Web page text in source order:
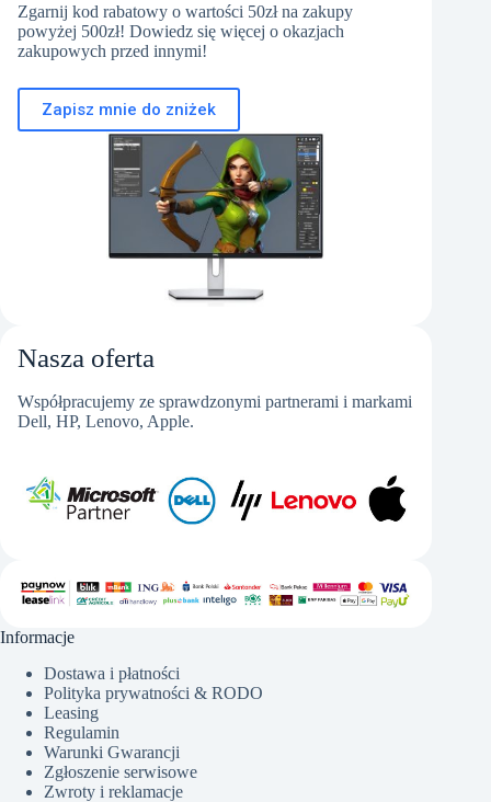
Zgarnij kod rabatowy o wartości 50zł na zakupy
powyżej 500zł! Dowiedz się więcej o okazjach
zakupowych przed innymi!
Zapisz mnie do zniżek
Nasza oferta
Współpracujemy ze sprawdzonymi partnerami i markami
Dell, HP, Lenovo, Apple.
Informacje
Dostawa i płatności
Polityka prywatności & RODO
Leasing
Regulamin
Warunki Gwarancji
Zgłoszenie serwisowe
Zwroty i reklamacje